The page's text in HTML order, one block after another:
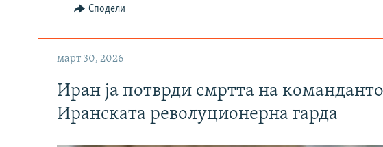
Сподели
март 30, 2026
Иран ја потврди смртта на
Иранската револуционерна гарда